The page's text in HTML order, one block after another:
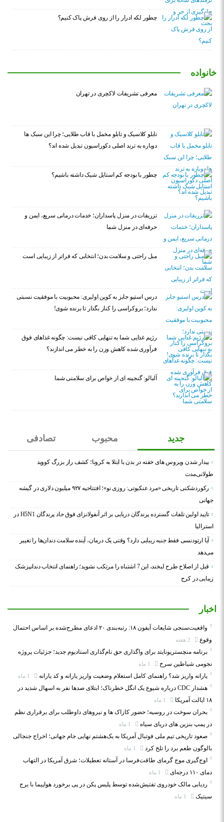
چطور لکه ادرار را از روی فرش پاک کنیم؟
خانواده
معرفی تشریفات لاکچری در تهران
تابلو کلاسیک و تابلو مخمل با قاب طلایی؛ چرا این سبک ها
دوباره به ترند اصلی دکوراسیون تبدیل شده اند؟
چطور با بودجه کم استایل شیک داشته باشیم؟
تزریقات در منزل پاسداران؛ خدمات درمانی سریع، ایمن و
حرفه‌ای در منزل شما
مبل راحتی و سلامت بدن؛ انتخابی که فراتر از زیبایی است
درس استیو جابز به کوین اولیری: محبوبیت با موفقیت نسبتی
ندارد؛ بروکراسی را کنار بگذار تا برنده شوی!
رژیم غذایی شما به تنهایی کافی نیست: چگونه غذاهای فوق
فرآوری شده کاهش وزن را به خطر می اندازند؟
آلبالو: گنجینه ای از خواص برای سلامتی شما
جدید محبوب تصادفی
بیدار شدن ویروس‌ های خفته در بدن با ابتلا به کرونا؛ کشف راز بزرگ کووید
طولانی‌مدت
رکوردشکنی تاریخی «مرد عنکبوتی: روزی نو»؛ افتتاحیه ۹۲۷ میلیون دلاری در گیشه
جهانی
تایید اولین تلفات گسترده پرندگان دریایی بر اثر آنفولانزای فوق حاد پرندگان H5N1 در
استرالیا
آیا ارتودنسی فقط جنبه زیبایی دارد؟ وقتی یک درمان، آینده سلامت دندان‌ها را تغییر
می‌دهد
قبل از اصلاح طرح لبخند، این 7 اشتباه را مرتکب نشوید؛ راهنمای انتخاب دندانپزشک
زیبایی در کرج
اخبار
واقعیت‌سنجی شایعات آیفون ۱۸: رتبه‌بندی ۲۰ ادعای مطرح‌شده بر اساس احتمال
وقوع
برنامه منچستریونایتد برای واگذاری حق نام‌گذاری استادیوم جدید؛ جزئیات پروژه
نجومی شیاطین سرخ
یارانه واریز شد؟ راهنمای کامل استعلام وضعیت واریز یارانه و کد یارانه
هشدار CDC درباره شیوع یک انگل خطرناک؛ ابتلای صدها نفر به اسهال شدید در
۱۸ ایالت آمریکا
بحران سوخت در روسیه؛ حضور کازاک‌ ها و نیروهای داوطلب برای برقراری نظم
در پمپ بنزین‌ های دریای سیاه
صعود تاریخی تیم ملی فوتبال آمریکا به یک‌هشتم نهایی جام جهانی؛ اخراج جنجالی
بالوگون طعم برد را تلخ کرد
اوج‌گیری موج گرمای طاقت‌فرسا در آستانه تعطیلات؛ شرق آمریکا در التهاب
دمای ۱۱۰ درجه‌ای
ردیابی مالک خودروی تفتیش‌شده توسط پلیس پکن در پی برخورد هواپیما با برج
سیتیک